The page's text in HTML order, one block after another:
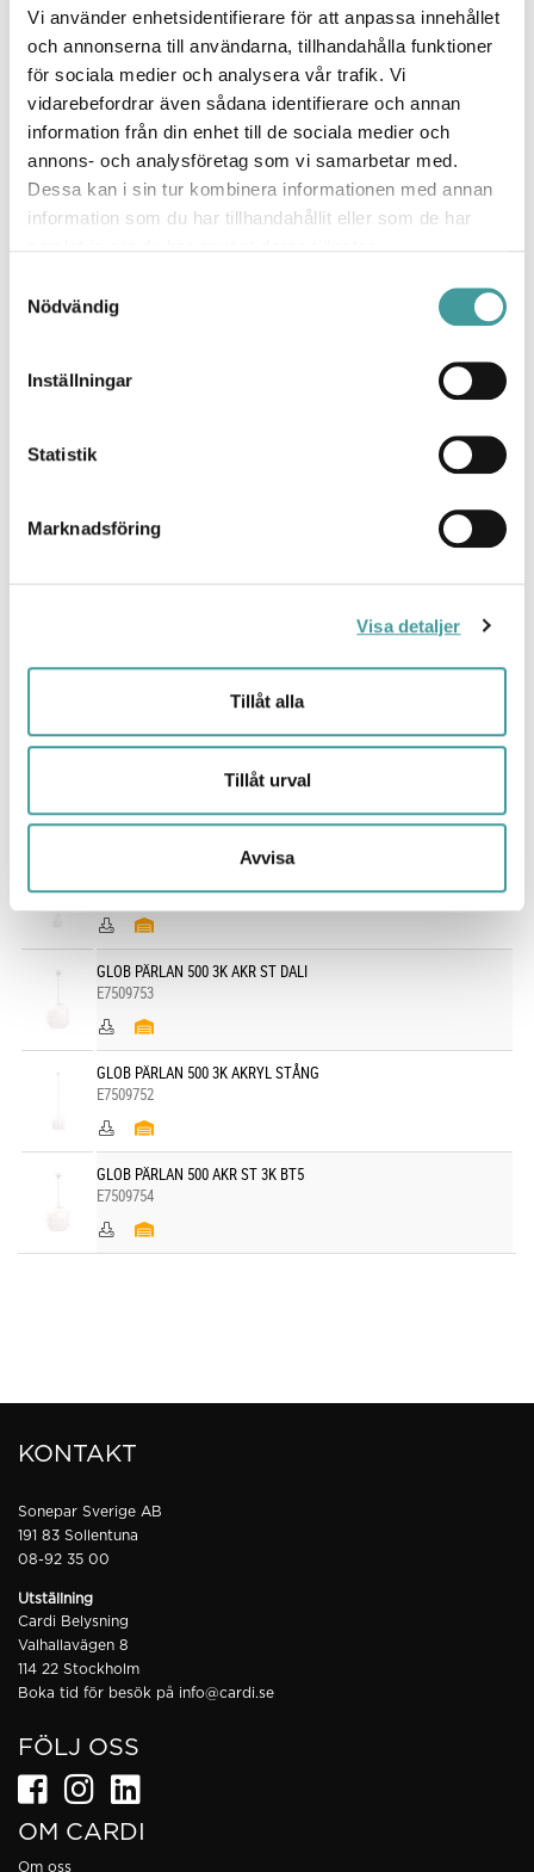
Vi använder enhetsidentifierare för att anpassa innehållet
och annonserna till användarna, tillhandahålla funktioner
för sociala medier och analysera vår trafik. Vi
vidarebefordrar även sådana identifierare och annan
information från din enhet till de sociala medier och
annons- och analysföretag som vi samarbetar med.
Dessa kan i sin tur kombinera informationen med annan
information som du har tillhandahållit eller som de har
Nödvändig
Inställningar
Statistik
Marknadsföring
Visa detaljer
Tillåt alla
Tillåt urval
Avvisa
Visar0av 0 Visa endast lagerförda
Sortera på senaste
Benämning
GLOB PÄRLAN 300 3K AKRYL STÅNG
E7509742
E7509744
GLOB PÄRLAN 400 3K AKR ST DALI
E7509747
GLOB PÄRLAN 400 3K GLAS STÅNG
GLOB PÄRLAN 400 3KGLAS ST DALI
GLOB PÄRLAN 400 AKR ST 3K BT5
E7509749
GLOB PÄRLAN 500 3K AKR ST DALI
E7509753
GLOB PÄRLAN 500 3K AKRYL STÅNG
E7509752
GLOB PÄRLAN 500 AKR ST 3K BT5
E7509754
KONTAKT
Sonepar Sverige AB
191 83 Sollentuna
08-92 35 00
Utställning
Cardi Belysning
Valhallavägen 8
114 22 Stockholm
Boka tid för besök på info@cardi.se
FÖLJ OSS
OM CARDI
Om oss